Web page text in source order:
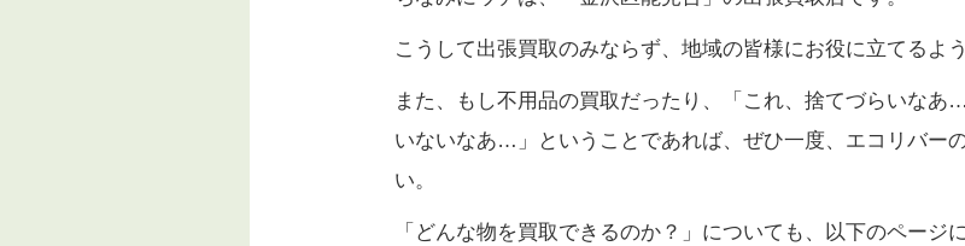
こうして出張買取のみならず、地域の皆様にお役に立てるよ
また、もし不用品の買取だったり、「これ、捨てづらいなあ
いないなあ…」ということであれば、ぜひ一度、エコリバー
い。
「どんな物を買取できるのか？」についても、以下のページ